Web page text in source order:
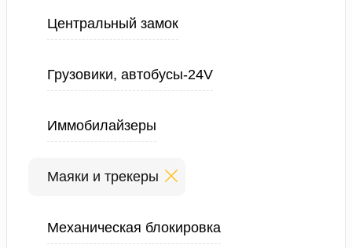
Центральный замок
Грузовики, автобусы-24V
Иммобилайзеры
Маяки и трекеры
Механическая блокировка